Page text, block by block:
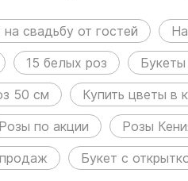
на свадьбу от гостей
15 белых роз
50 см Купить цветы в
Розы по акции Розы
Букет с